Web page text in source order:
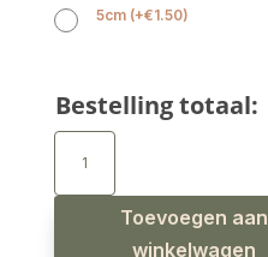
5cm (+€1.50)
Bestelling totaal:
Haarspeldjes
open
licht
Toevoegen aan
winkelwagen